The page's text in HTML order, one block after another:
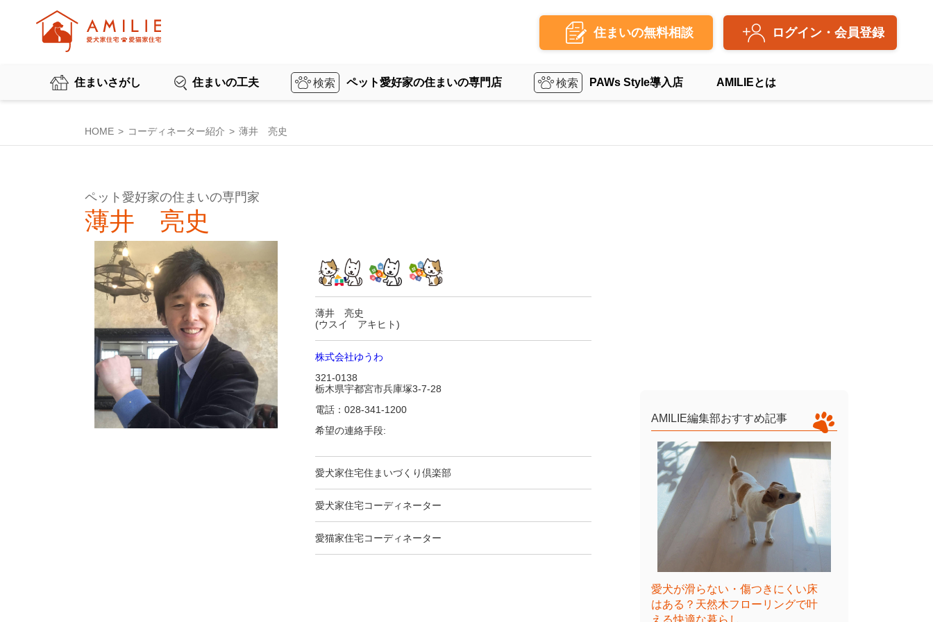
住まいの無料相談 ログイン・会員登録
住まいさがし 住まいの工夫 ペット愛好家の住まいの専門店 PAWs Style導入店 AMILIEとは
HOME コーディネーター紹介 薄井 亮史
ペット愛好家の住まいの専門家
薄井 亮史
薄井 亮史
(ウスイ アキヒト)
株式会社ゆうわ
321-0138
栃木県宇都宮市兵庫塚3-7-28
電話：028-341-1200
希望の連絡手段:
愛犬家住宅住まいづくり倶楽部
愛犬家住宅コーディネーター
愛猫家住宅コーディネーター
AMILIE編集部おすすめ記事
愛犬が滑らない・傷つきにくい床
はある？天然木フローリングで叶
える快適な暮らし